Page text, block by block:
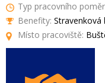
Typ pracovního
Benefity: Stravenková
Místo pracoviště: